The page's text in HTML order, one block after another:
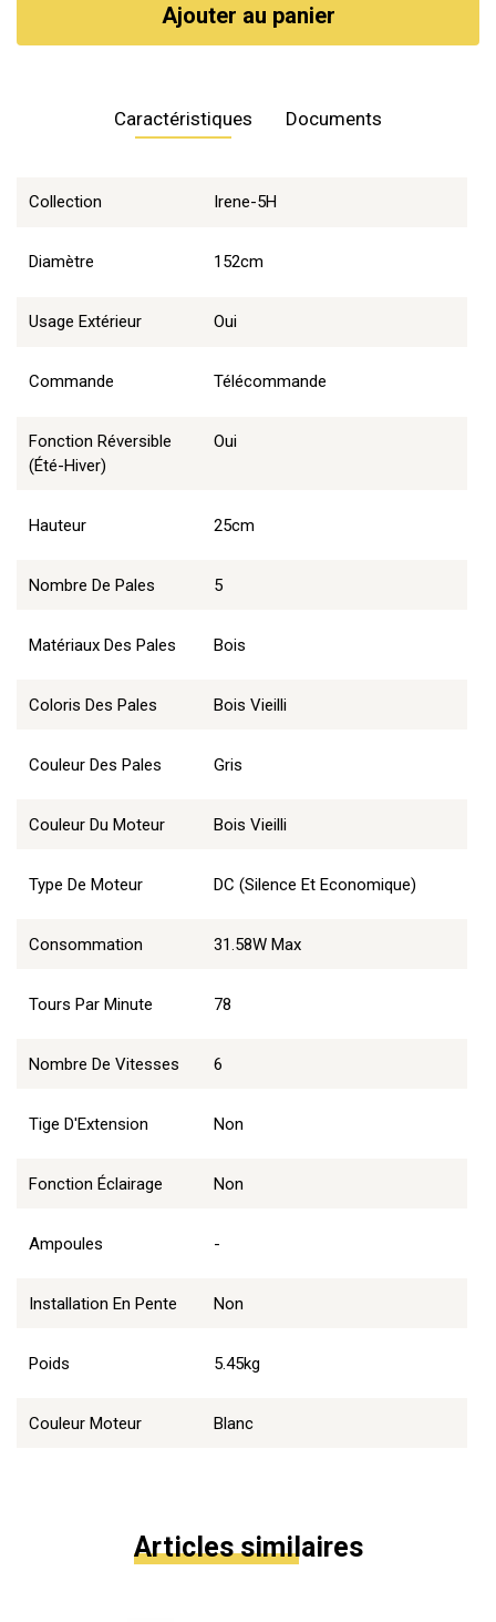
Ajouter au panier
Caractéristiques
Collection Irene-5H
Diamètre 152cm
Usage Extérieur Oui
Commande Télécommande
Fonction Réversible
(été-Hiver)
Oui
Hauteur 25cm
Nombre De Pales 5
Matériaux Des Pales Bois
Coloris Des Pales Bois Vieilli
Couleur Des Pales Gris
Couleur Du Moteur Bois Vieilli
Type De Moteur DC (Silence Et Economique)
Consommation 31.58W Max
Tours Par Minute 78
Nombre De Vitesses 6
Tige D'Extension Non
Fonction Éclairage Non
Ampoules -
Installation En Pente Non
Poids 5.45kg
Couleur Moteur Blanc
Documents
Articles similaires